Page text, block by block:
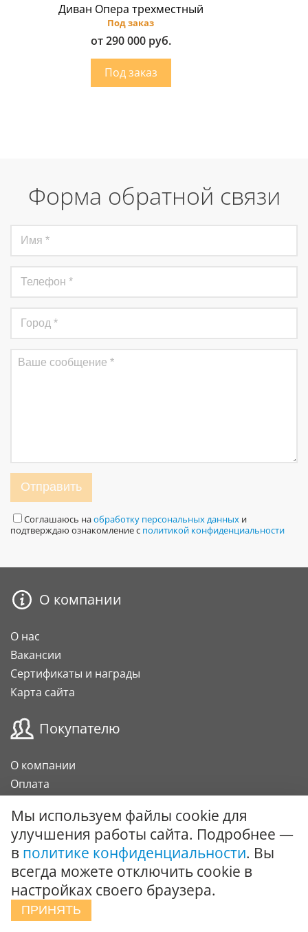
Диван Опера трехместный
Под заказ
от 290 000 руб.
Форма обратной связи
Отправить
Соглашаюсь наобработку персональных данных и
подтверждаю ознакомление с политикой конфиденциальности
О компании
О нас
Вакансии
Сертификаты и награды
Карта сайта
Покупателю
О компании
Оплата
Гарантии и возврат
Карта клиента
Подарочный сертификат
Сотрудничество
Мы используем файлы cookie для
улучшения работы сайта. Подробнее —
в политике конфиденциальности. Вы
всегда можете отключить cookie в
настройках своего браузера.
ПРИНЯТЬ